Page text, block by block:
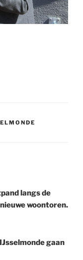
langs de
woontoren.
gaan